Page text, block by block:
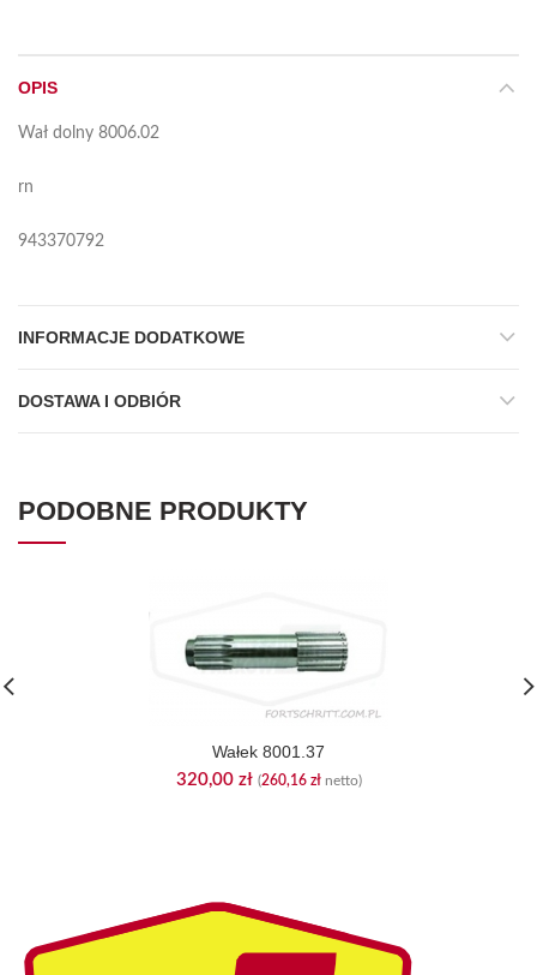
OPIS
Wał dolny 8006.02
rn
943370792
INFORMACJE DODATKOWE
DOSTAWA I ODBIÓR
PODOBNE PRODUKTY
Wałek 8001.37
320,00 zł (260,16 złnetto)